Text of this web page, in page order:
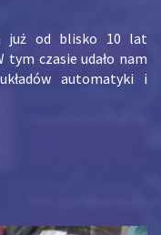
już od blisko 10 lat
tym czasie udało nam
automatyki i